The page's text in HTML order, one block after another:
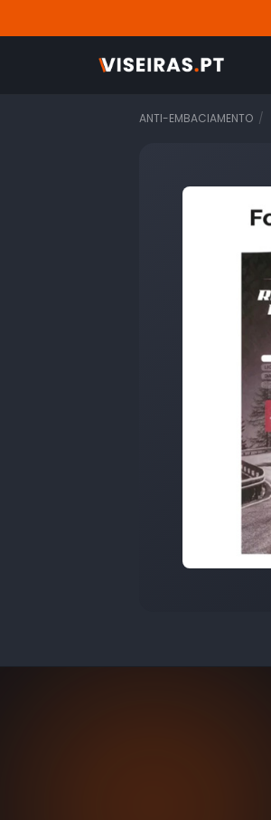
ANTI-EMBACIAMENTO